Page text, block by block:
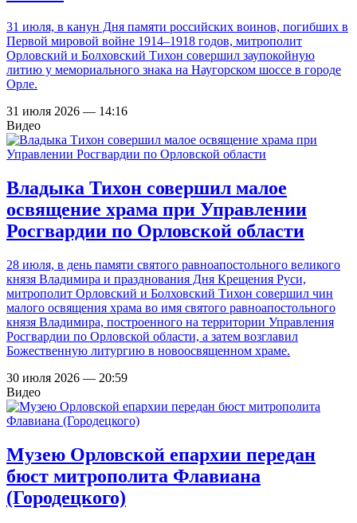
31 июля, в канун Дня памяти российских воинов, погибших в
Первой мировой войне 1914–1918 годов, митрополит
Орловский и Болховский Тихон совершил заупокойную
литию у мемориального знака на Наугорском шоссе в городе
Орле.
31 июля 2026 — 14:16
Видео
Владыка Тихон совершил малое
освящение храма при Управлении
Росгвардии по Орловской области
28 июля, в день памяти святого равноапостольного великого
князя Владимира и празднования Дня Крещения Руси,
митрополит Орловский и Болховский Тихон совершил чин
малого освящения храма во имя святого равноапостольного
князя Владимира, построенного на территории Управления
Росгвардии по Орловской области, а затем возглавил
Божественную литургию в новоосвященном храме.
30 июля 2026 — 20:59
Видео
Музею Орловской епархии передан
бюст митрополита Флавиана
(Городецкого)